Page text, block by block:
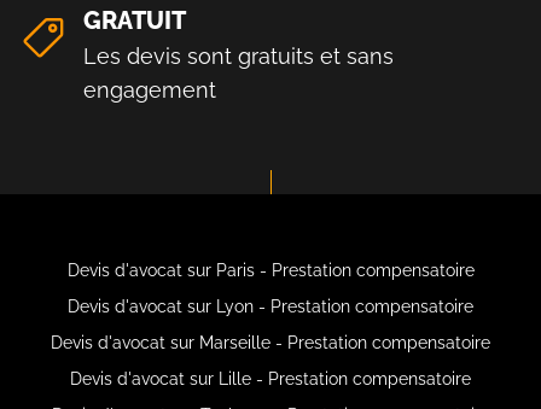
GRATUIT
Les devis sont gratuits et sans
engagement
Devis d'avocat sur Paris - Prestation compensatoire
Devis d'avocat sur Lyon - Prestation compensatoire
Devis d'avocat sur Marseille - Prestation compensatoire
Devis d'avocat sur Lille - Prestation compensatoire